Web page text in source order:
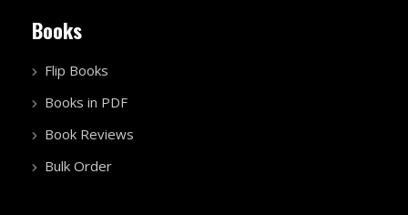
Books
Flip Books
Books in PDF
Book Reviews
Bulk Order